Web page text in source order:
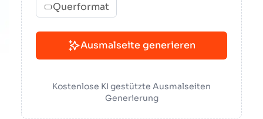
Querformat
Ausmalseite generieren
Kostenlose KI gestützte Ausmalseiten
Generierung